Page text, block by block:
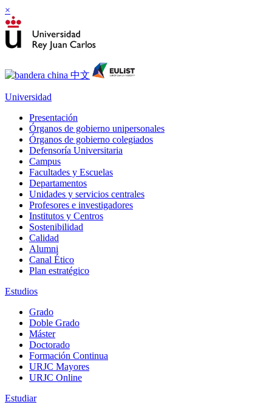
×
Universidad
Presentación
Órganos de gobierno unipersonales
Órganos de gobierno colegiados
Defensoría Universitaria
Campus
Facultades y Escuelas
Departamentos
Unidades y servicios centrales
Profesores e investigadores
Institutos y Centros
Sostenibilidad
Calidad
Alumni
Canal Ético
Plan estratégico
Estudios
Grado
Doble Grado
Máster
Doctorado
Formación Continua
URJC Mayores
URJC Online
Estudiar